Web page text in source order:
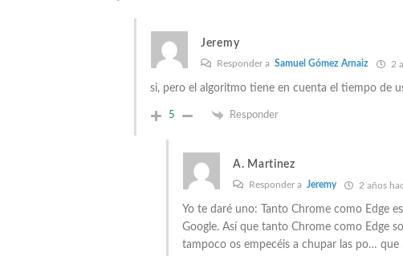
Jeremy
Responder a Samuel Gómez Arnaiz 2
si, pero el algoritmo tiene en cuenta el tiempo de
5 Responder
A. Martinez
Responder a Jeremy 2 años
Yo te daré uno: Tanto Chrome como Edge
Google. Así que tanto Chrome como Edge
tampoco os empecéis a chupar las po… que